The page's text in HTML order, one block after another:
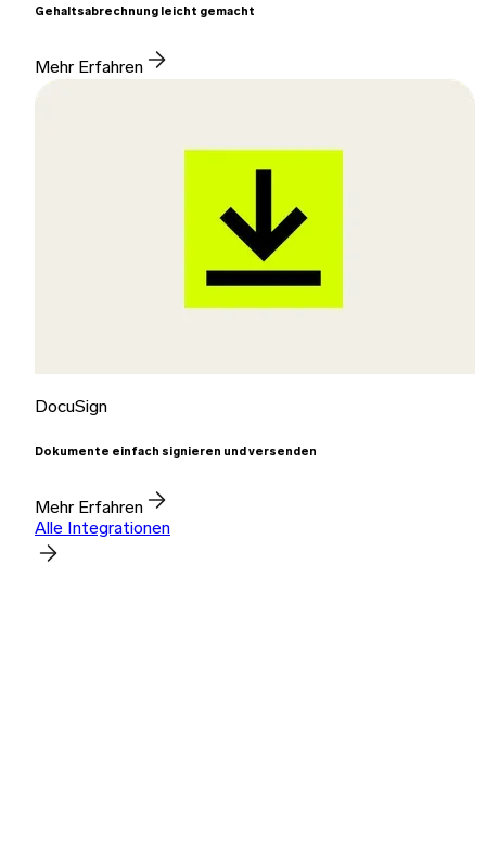
Gehaltsabrechnung leicht gemacht
Mehr Erfahren
DocuSign
Dokumente einfach signieren und versenden
Mehr Erfahren
Alle Integrationen